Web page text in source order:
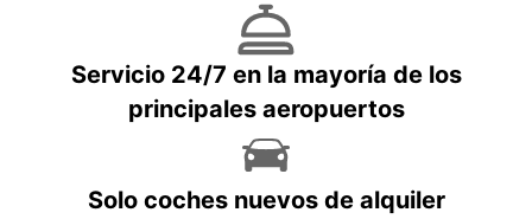
Servicio 24/7 en la mayoría de los
principales aeropuertos
Solo coches nuevos de alquiler